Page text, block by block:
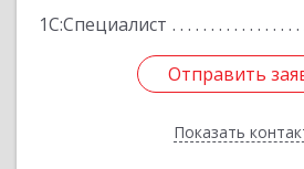
1С:Специалист
Отправить
Показать
Отправить
Назад